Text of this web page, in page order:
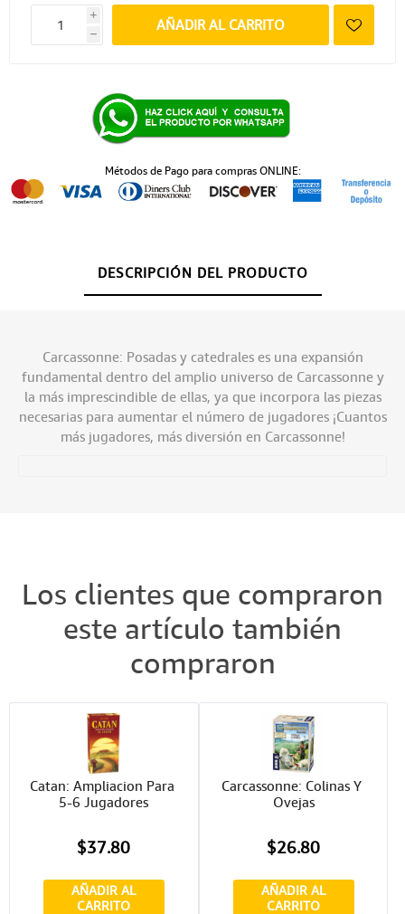
i
h
AÑADIR AL CARRITO
Métodos de Pago para compras ONLINE:
DESCRIPCIÓN DEL PRODUCTO
Carcassonne: Posadas y catedrales es una expansión
fundamental dentro del amplio universo de Carcassonne y
la más imprescindible de ellas, ya que incorpora las piezas
necesarias para aumentar el número de jugadores ¡Cuantos
más jugadores, más diversión en Carcassonne!
Los clientes que compraron
este artículo también
compraron
Catan: Ampliacion Para
5-6 Jugadores
$37.80
AÑADIR AL
CARRITO
Carcassonne: Colinas Y
Ovejas
$26.80
AÑADIR AL
CARRITO